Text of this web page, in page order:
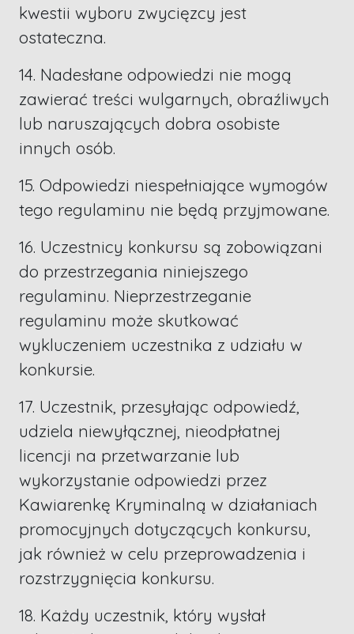
kwestii wyboru zwycięzcy jest
ostateczna.
14. Nadesłane odpowiedzi nie mogą
zawierać treści wulgarnych, obraźliwych
lub naruszających dobra osobiste
innych osób.
15. Odpowiedzi niespełniające wymogów
tego regulaminu nie będą przyjmowane.
16. Uczestnicy konkursu są zobowiązani
do przestrzegania niniejszego
regulaminu. Nieprzestrzeganie
regulaminu może skutkować
wykluczeniem uczestnika z udziału w
konkursie.
17. Uczestnik, przesyłając odpowiedź,
udziela niewyłącznej, nieodpłatnej
licencji na przetwarzanie lub
wykorzystanie odpowiedzi przez
Kawiarenkę Kryminalną w działaniach
promocyjnych dotyczących konkursu,
jak również w celu przeprowadzenia i
rozstrzygnięcia konkursu.
18. Każdy uczestnik, który wysłał